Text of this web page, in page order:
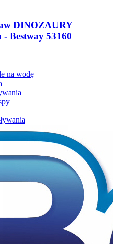
DINOZAURY
Bestway 53160
na wodę